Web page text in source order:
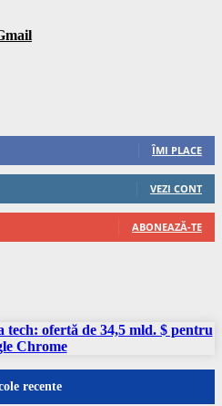
ÎMI PLACE
VEZI CONT
ABONEAZĂ-TE
tech: ofertă de 34,5 mld. $ pentru
Chrome
recente